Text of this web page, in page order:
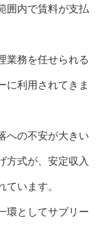
囲内で賃料が支払
業務を任せられる
に利用されてきま
への不安が大きい
方式が、安定収入
います。
環としてサブリー